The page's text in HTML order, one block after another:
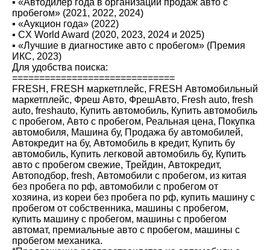
пробегом» (2021, 2022, 2024)
▪️ «Аукцион года» (2022)
▪️ CX World Award (2020, 2023, 2024 и 2025)
▪️ «Лучшие в диагностике авто с пробегом» (Премия
ИКС, 2023)
Для удобства поиска:
==============================
FRESН, FRESН маркетплейс, FRESН Автомобильный
маркетплейс, Фреш Авто, ФрешАвто, Fresh auto, fresh
auto, freshauto, Купить автомобиль, Купить автомобиль
с пробегом, Авто с пробегом, Реальная цена, Покупка
автомобиля, Машина бу, Продажа бу автомобилей,
Автокредит на бу, Автомобиль в кредит, Купить бу
автомобиль, Купить легковой автомобиль бу, Купить
авто с пробегом свежие, Трейдин, Автокредит,
Автоподбор, fresh, Автомобили с пробегом, из китая
без пробега по рф, автомобили с пробегом от
хозяина, из кореи без пробега по рф, купить машину с
пробегом от собственника, машины с пробегом,
купить машину с пробегом, машины с пробегом
автомат, премиальные авто с пробегом, машины с
пробегом механика.